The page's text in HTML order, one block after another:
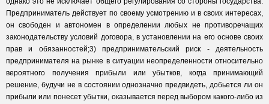
Предприниматель действует по своему усмотрению и в своих интересах,
он свободен и автономен в определении любых не противоречащих
законодательству условий договора, в установлении на его основе своих
прав и обязанностей;3) предпринимательский риск - деятельность
предпринимателя на рынке в ситуации неопределенности относительно
вероятного получения прибыли или убытков, когда принимающий
решение, будучи не в состоянии однозначно предвидеть, добьется ли он
прибыли или понесет убытки, оказывается перед выбором какого-либо из